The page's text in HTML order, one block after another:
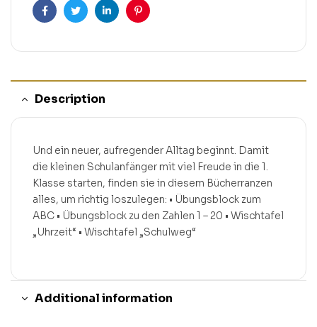
FacebookTwitterLinkedinPinterest
Description
Und ein neuer, aufregender Alltag beginnt. Damit
die kleinen Schulanfänger mit viel Freude in die 1.
Klasse starten, finden sie in diesem Bücherranzen
alles, um richtig loszulegen: • Übungsblock zum
ABC • Übungsblock zu den Zahlen 1 – 20 • Wischtafel
„Uhrzeit“ • Wischtafel „Schulweg“
Additional information